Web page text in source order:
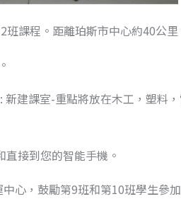
課程。距離珀斯市中心約40公里
建課室-重點將放在木工，塑料
接到您的智能手機。
，鼓勵第9班和第10班學生參